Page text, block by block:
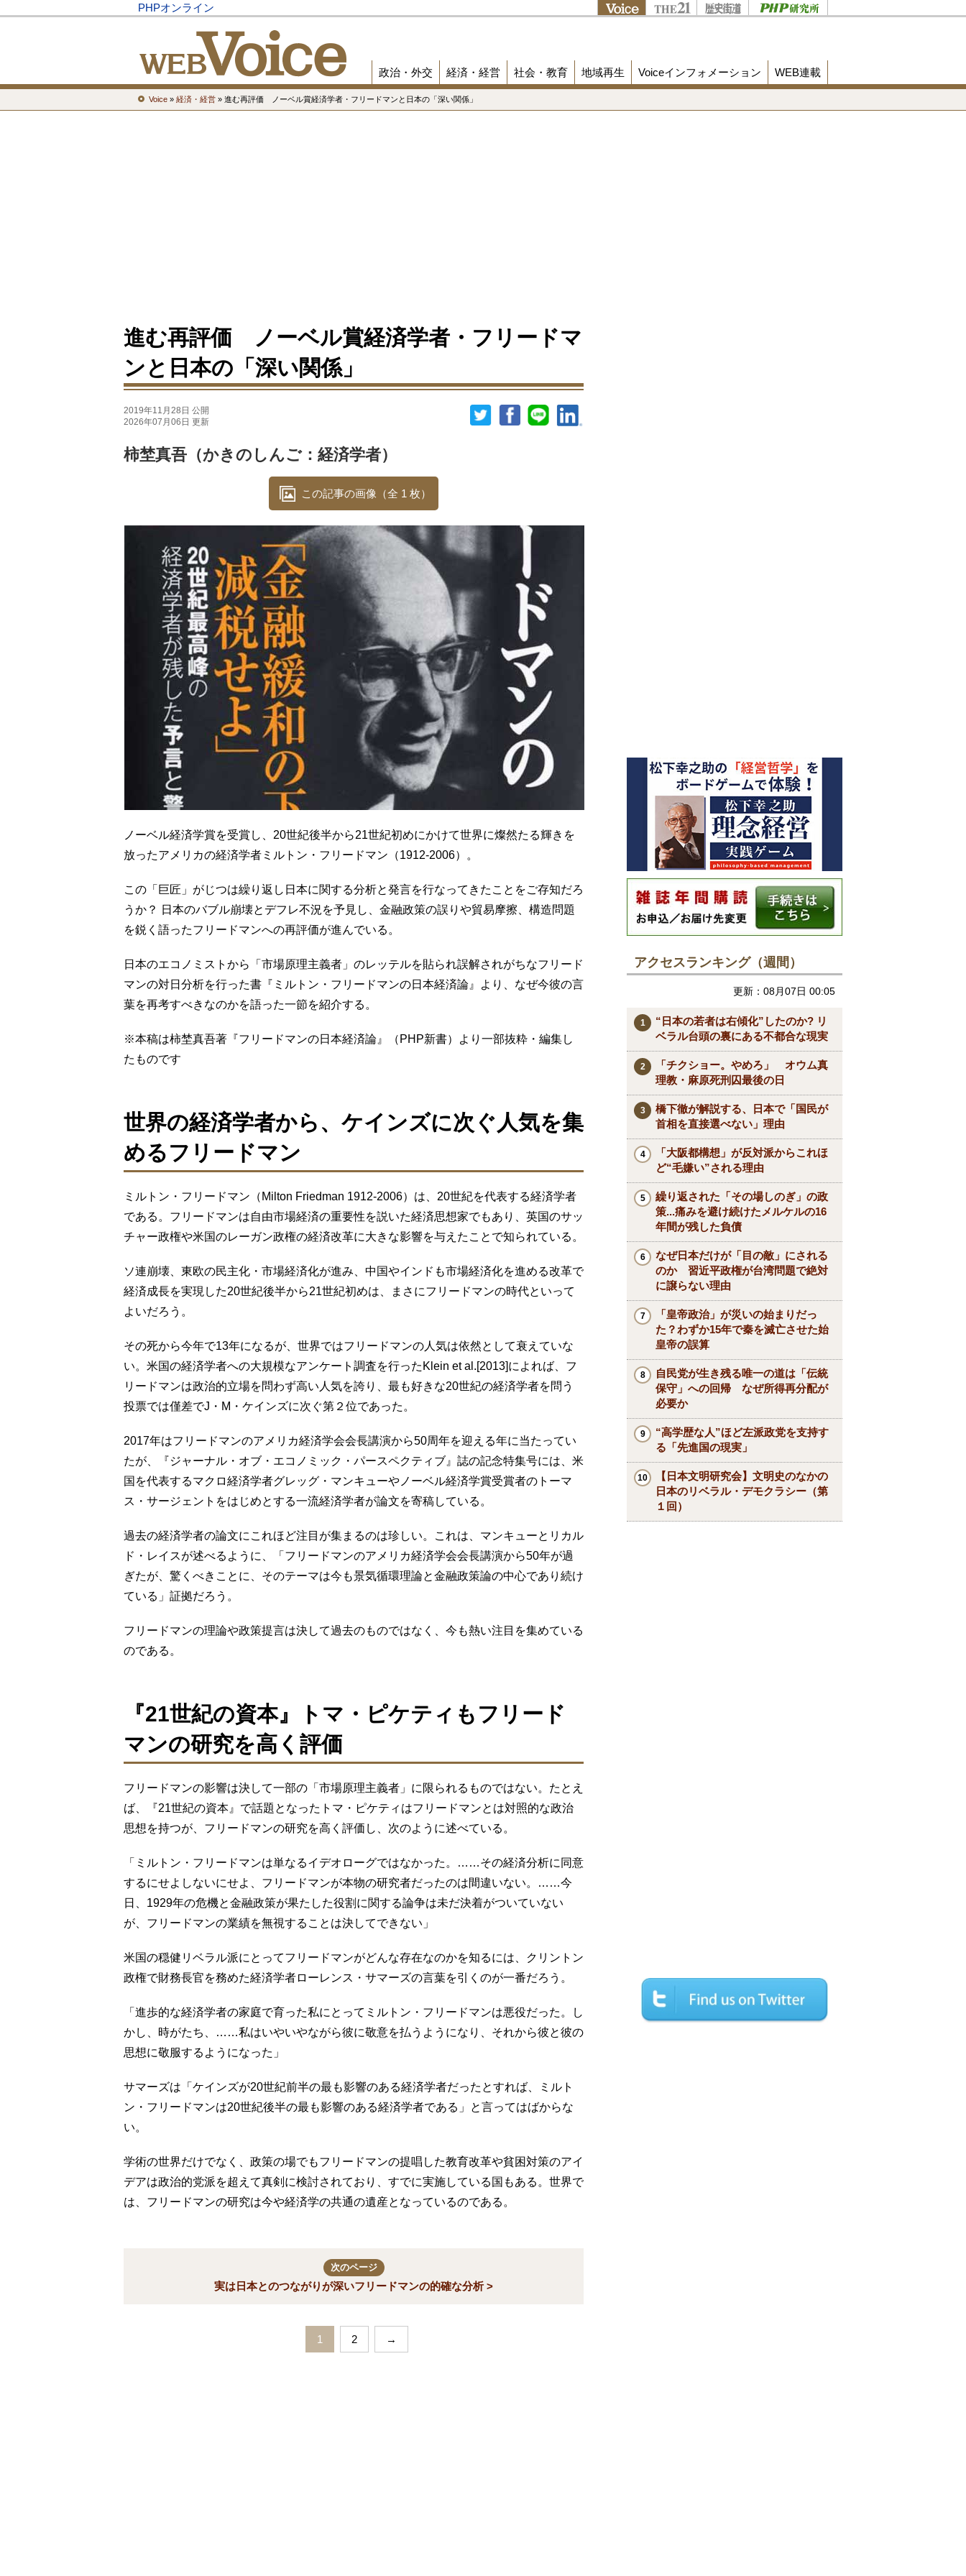
PHPオンライン
政治・外交 経済・経営 社会・教育 地域再生 Voiceインフォメーション WEB連載
Voice » 経済・経営 » 進む再評価 ノーベル賞経済学者・フリードマンと日本の「深い関係」
進む再評価 ノーベル賞経済学者・フリードマ
ンと日本の「深い関係」
2019年11月28日 公開
2026年07月06日 更新
柿埜真吾（かきのしんご：経済学者）
この記事の画像（全 1 枚）
ノーベル経済学賞を受賞し、20世紀後半から21世紀初めにかけて世界に燦然たる輝きを
放ったアメリカの経済学者ミルトン・フリードマン（1912-2006）。
この「巨匠」がじつは繰り返し日本に関する分析と発言を行なってきたことをご存知だろ
うか？ 日本のバブル崩壊とデフレ不況を予見し、金融政策の誤りや貿易摩擦、構造問題
を鋭く語ったフリードマンへの再評価が進んでいる。
日本のエコノミストから「市場原理主義者」のレッテルを貼られ誤解されがちなフリード
マンの対日分析を行った書『ミルトン・フリードマンの日本経済論』より、なぜ今彼の言
葉を再考すべきなのかを語った一節を紹介する。
※本稿は柿埜真吾著『フリードマンの日本経済論』（PHP新書）より一部抜粋・編集し
たものです
世界の経済学者から、ケインズに次ぐ人気を集
めるフリードマン
ミルトン・フリードマン（Milton Friedman 1912-2006）は、20世紀を代表する経済学者
である。フリードマンは自由市場経済の重要性を説いた経済思想家でもあり、英国のサッ
チャー政権や米国のレーガン政権の経済改革に大きな影響を与えたことで知られている。
ソ連崩壊、東欧の民主化・市場経済化が進み、中国やインドも市場経済化を進める改革で
経済成長を実現した20世紀後半から21世紀初めは、まさにフリードマンの時代といって
よいだろう。
その死から今年で13年になるが、世界ではフリードマンの人気は依然として衰えていな
い。米国の経済学者への大規模なアンケート調査を行ったKlein et al.[2013]によれば、フ
リードマンは政治的立場を問わず高い人気を誇り、最も好きな20世紀の経済学者を問う
投票では僅差でJ・M・ケインズに次ぐ第２位であった。
2017年はフリードマンのアメリカ経済学会会長講演から50周年を迎える年に当たってい
たが、『ジャーナル・オブ・エコノミック・パースペクティブ』誌の記念特集号には、米
国を代表するマクロ経済学者グレッグ・マンキューやノーベル経済学賞受賞者のトーマ
ス・サージェントをはじめとする一流経済学者が論文を寄稿している。
過去の経済学者の論文にこれほど注目が集まるのは珍しい。これは、マンキューとリカル
ド・レイスが述べるように、「フリードマンのアメリカ経済学会会長講演から50年が過
ぎたが、驚くべきことに、そのテーマは今も景気循環理論と金融政策論の中心であり続け
ている」証拠だろう。
フリードマンの理論や政策提言は決して過去のものではなく、今も熱い注目を集めている
のである。
『21世紀の資本』トマ・ピケティもフリード
マンの研究を高く評価
フリードマンの影響は決して一部の「市場原理主義者」に限られるものではない。たとえ
ば、『21世紀の資本』で話題となったトマ・ピケティはフリードマンとは対照的な政治
思想を持つが、フリードマンの研究を高く評価し、次のように述べている。
「ミルトン・フリードマンは単なるイデオローグではなかった。……その経済分析に同意
するにせよしないにせよ、フリードマンが本物の研究者だったのは間違いない。……今
日、1929年の危機と金融政策が果たした役割に関する論争は未だ決着がついていない
が、フリードマンの業績を無視することは決してできない」
米国の穏健リベラル派にとってフリードマンがどんな存在なのかを知るには、クリントン
政権で財務長官を務めた経済学者ローレンス・サマーズの言葉を引くのが一番だろう。
「進歩的な経済学者の家庭で育った私にとってミルトン・フリードマンは悪役だった。し
かし、時がたち、……私はいやいやながら彼に敬意を払うようになり、それから彼と彼の
思想に敬服するようになった」
サマーズは「ケインズが20世紀前半の最も影響のある経済学者だったとすれば、ミルト
ン・フリードマンは20世紀後半の最も影響のある経済学者である」と言ってはばからな
い。
学術の世界だけでなく、政策の場でもフリードマンの提唱した教育改革や貧困対策のアイ
デアは政治的党派を超えて真剣に検討されており、すでに実施している国もある。世界で
は、フリードマンの研究は今や経済学の共通の遺産となっているのである。
次のページ
実は日本とのつながりが深いフリードマンの的確な分析 >
1 2 →
アクセスランキング（週間）
更新：08月07日 00:05
“日本の若者は右傾化”したのか? リ
ベラル台頭の裏にある不都合な現実
「チクショー。やめろ」 オウム真
理教・麻原死刑囚最後の日
橋下徹が解説する、日本で「国民が
首相を直接選べない」理由
「大阪都構想」が反対派からこれほ
ど“毛嫌い”される理由
繰り返された「その場しのぎ」の政
策...痛みを避け続けたメルケルの16
年間が残した負債
なぜ日本だけが「目の敵」にされる
のか 習近平政権が台湾問題で絶対
に譲らない理由
「皇帝政治」が災いの始まりだっ
た？わずか15年で秦を滅亡させた始
皇帝の誤算
自民党が生き残る唯一の道は「伝統
保守」への回帰 なぜ所得再分配が
必要か
“高学歴な人”ほど左派政党を支持す
る「先進国の現実」
【日本文明研究会】文明史のなかの
日本のリベラル・デモクラシー（第
１回）